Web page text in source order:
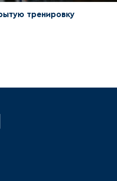
тренировку